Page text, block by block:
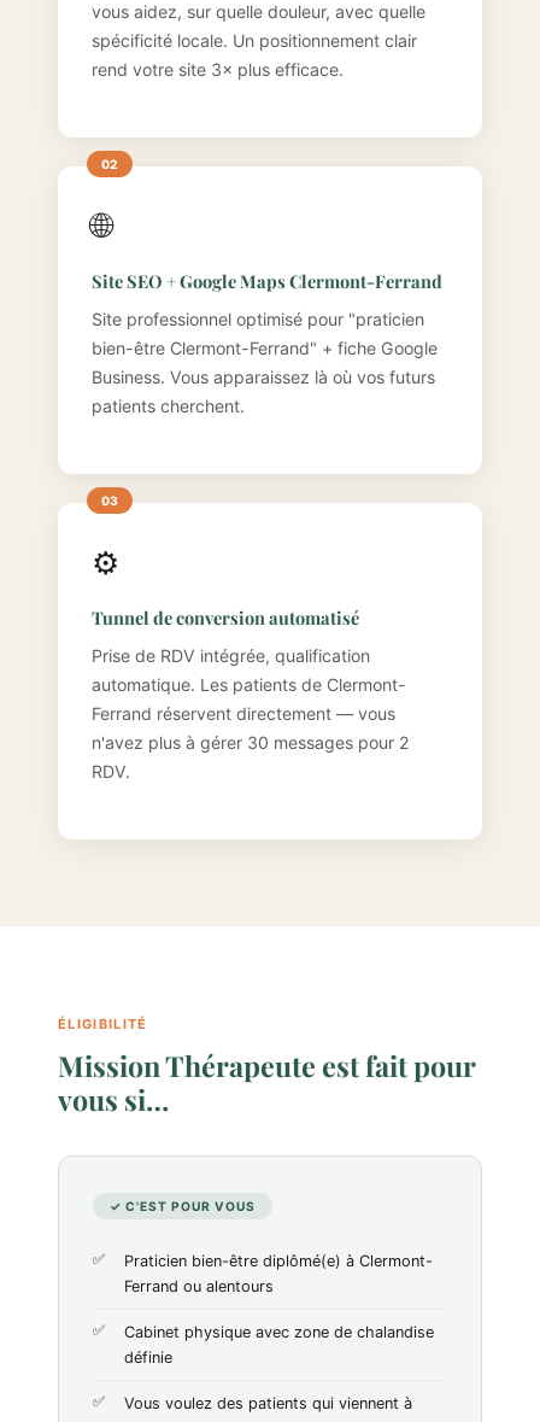
vous aidez, sur quelle douleur, avec quelle
spécificité locale. Un positionnement clair
rend votre site 3× plus efficace.
🌐
Site SEO + Google Maps Clermont-Ferrand
Site professionnel optimisé pour "praticien
bien-être Clermont-Ferrand" + fiche Google
Business. Vous apparaissez là où vos futurs
patients cherchent.
⚙️
Tunnel de conversion automatisé
Prise de RDV intégrée, qualification
automatique. Les patients de Clermont-
Ferrand réservent directement — vous
n'avez plus à gérer 30 messages pour 2
RDV.
ÉLIGIBILITÉ
Mission Thérapeute est fait pour
vous si…
✓ C'EST POUR VOUS
Praticien bien-être diplômé(e) à Clermont-
Ferrand ou alentours
Cabinet physique avec zone de chalandise
définie
Vous voulez des patients qui viennent à